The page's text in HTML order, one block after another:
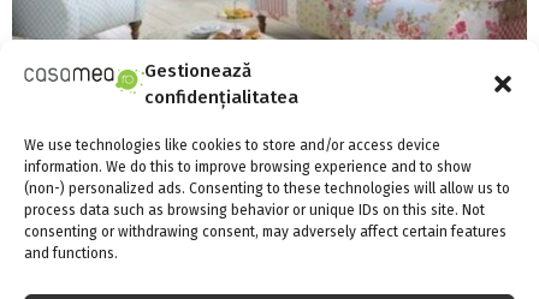
Gestionează
confidențialitatea
We use technologies like cookies to store and/or access device
information. We do this to improve browsing experience and to show
(non-) personalized ads. Consenting to these technologies will allow us to
process data such as browsing behavior or unique IDs on this site. Not
consenting or withdrawing consent, may adversely affect certain features
and functions.
Personalizează decorul cu patchwork